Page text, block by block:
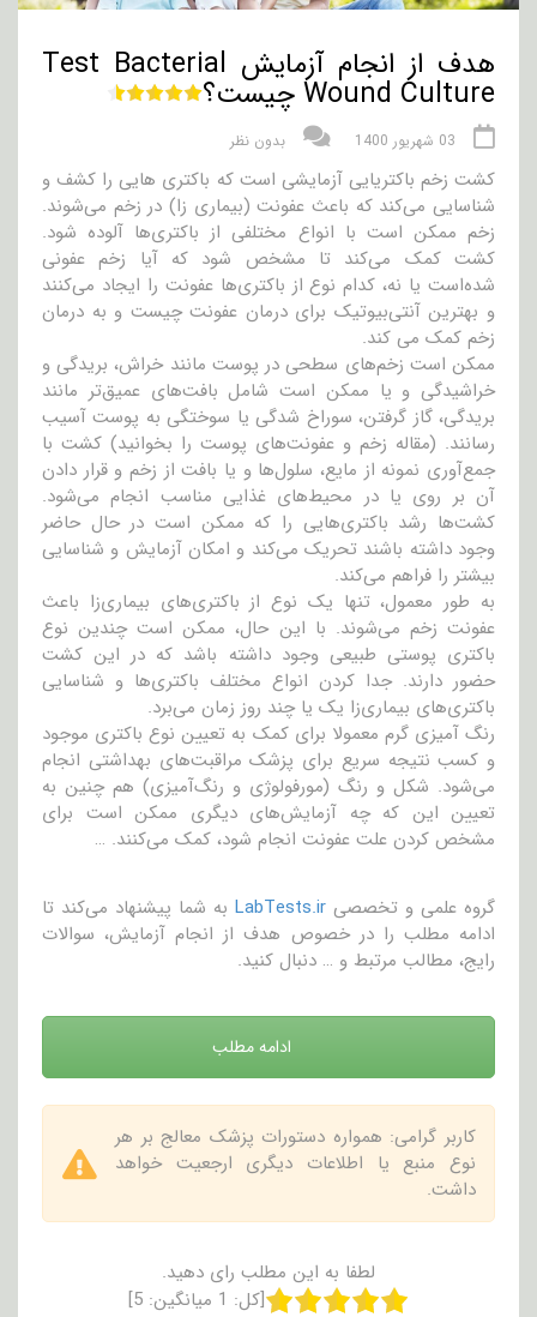
هدف از انجام آزمایش Test Bacterial
Wound Culture چیست؟
03 شهریور 1400 بدون نظر
کشت زخم باکتریایی آزمایشی است که باکتری هایی را کشف و
شناسایی می‌کند که باعث عفونت (بیماری زا) در زخم می‌شوند.
زخم ممکن است با انواع مختلفی از باکتری‌ها آلوده شود.
کشت کمک می‌کند تا مشخص شود که آیا زخم عفونی
شده‌است یا نه، کدام نوع از باکتری‌ها عفونت را ایجاد می‌کنند
و بهترین آنتی‌بیوتیک برای درمان عفونت چیست و به درمان
زخم کمک می کند.
ممکن است زخم‌های سطحی در پوست مانند خراش، بریدگی و
خراشیدگی و یا ممکن است شامل بافت‌های عمیق‌تر مانند
بریدگی، گاز گرفتن، سوراخ شدگی یا سوختگی به پوست آسیب
رسانند. (مقاله زخم و عفونت‌های پوست را بخوانید) کشت با
جمع‌آوری نمونه از مایع، سلول‌ها و یا بافت از زخم و قرار دادن
آن بر روی یا در محیط‌های غذایی مناسب انجام می‌شود.
کشت‌ها رشد باکتری‌هایی را که ممکن است در حال حاضر
وجود داشته باشند تحریک می‌کند و امکان آزمایش و شناسایی
بیشتر را فراهم می‌کند.
به طور معمول، تنها یک نوع از باکتری‌های بیماری‌زا باعث
عفونت زخم می‌شوند. با این حال، ممکن است چندین نوع
باکتری پوستی طبیعی وجود داشته باشد که در این کشت
حضور دارند. جدا کردن انواع مختلف باکتری‌ها و شناسایی
باکتری‌های بیماری‌زا یک یا چند روز زمان می‌برد.
رنگ آمیزی گرم معمولا برای کمک به تعیین نوع باکتری موجود
و کسب نتیجه سریع برای پزشک مراقبت‌های بهداشتی انجام
می‌شود. شکل و رنگ (مورفولوژی و رنگ‌آمیزی) هم چنین به
تعیین این که چه آزمایش‌های دیگری ممکن است برای
مشخص کردن علت عفونت انجام شود، کمک می‌کنند. …
گروه علمی و تخصصی LabTests.ir به شما پیشنهاد می‌کند تا
ادامه مطلب را در خصوص هدف از انجام آزمایش، سوالات
رایج، مطالب مرتبط و … دنبال کنید.
ادامه مطلب
کاربر گرامی: همواره دستورات پزشک معالج بر هر
نوع منبع یا اطلاعات دیگری ارجعیت خواهد
داشت.
لطفا به این مطلب رای دهید.
[کل: 1 میانگین: 5
]